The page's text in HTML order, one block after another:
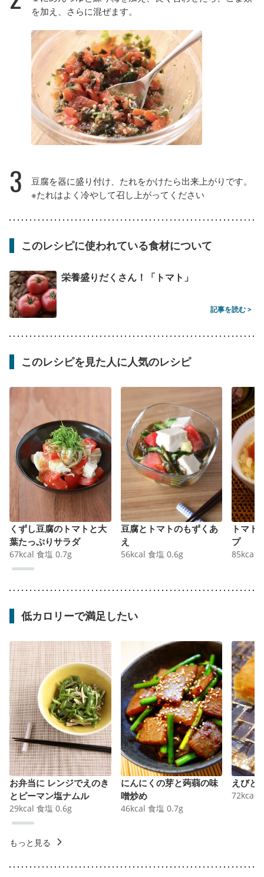
を加え、さらに混ぜます。
3
豆腐を器に盛り付け、たれをかけたら出来上がりです。
※たれはよく冷やして召し上がってください
このレシピに使われている食材について
栄養盛りだくさん！「トマト」
記事を読む >
このレシピを見た人に人気のレシピ
くずし豆腐のトマトと大
葉たっぷりサラダ
67kcal 食塩 0.7g
豆腐とトマトのもずくあ
え
56kcal 食塩 0.6g
トマト
プ
85kcal
低カロリーで満足したい
お弁当に レンジでえのき
とピーマン塩ナムル
29kcal 食塩 0.6g
にんにくの芽と蒟蒻の味
噌炒め
46kcal 食塩 0.7g
えびと
72kcal
もっと見る